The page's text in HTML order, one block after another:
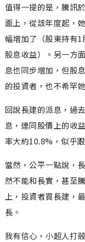
值得一提的是，騰訊
面上，從該年度起，
幅增加了（股東持有
股息收益）。另一方
息也同步增加，但股
的投資者，也不希罕
回說長建的派息，過
息，連同股價上的收
率大約10.8%，似乎
當然，公平一點說，
然不能和長實，甚至
上，投資者買長建，
長。
我有信心，小超人打